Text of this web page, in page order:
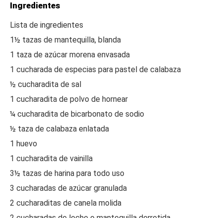
Ingredientes
Lista de ingredientes
1½ tazas de mantequilla, blanda
1 taza de azúcar morena envasada
1 cucharada de especias para pastel de calabaza
½ cucharadita de sal
1 cucharadita de polvo de hornear
¼ cucharadita de bicarbonato de sodio
½ taza de calabaza enlatada
1 huevo
1 cucharadita de vainilla
3½ tazas de harina para todo uso
3 cucharadas de azúcar granulada
2 cucharaditas de canela molida